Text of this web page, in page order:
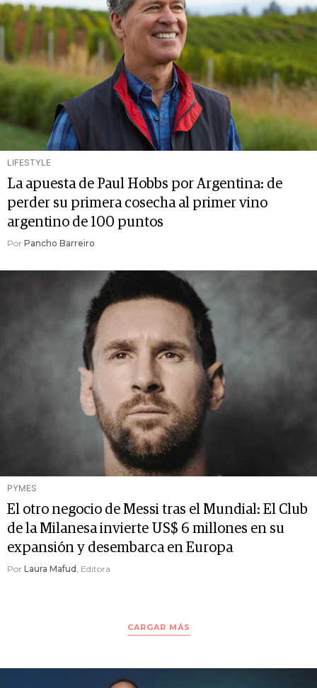
LIFESTYLE
La apuesta de Paul Hobbs por Argentina: de
perder su primera cosecha al primer vino
argentino de 100 puntos
Por Pancho Barreiro
PYMES
El otro negocio de Messi tras el Mundial: El Club
de la Milanesa invierte US$ 6 millones en su
expansión y desembarca en Europa
Por Laura Mafud , Editora
CARGAR MÁS